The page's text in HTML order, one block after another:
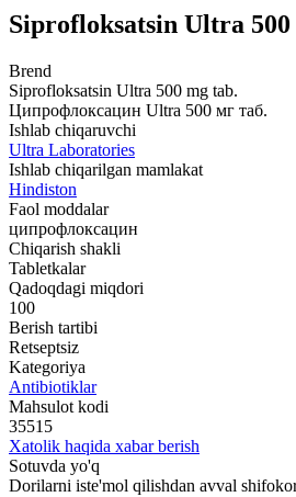
Siprofloksatsin Ultra
Brend
Siprofloksatsin Ultra 500 mg tab.
Ципрофлоксацин Ultra 500 мг таб.
Ishlab chiqaruvchi
Ultra Laboratories
Ishlab chiqarilgan mamlakat
Hindiston
Faol moddalar
ципрофлоксацин
Chiqarish shakli
Tabletkalar
Qadoqdagi miqdori
100
Berish tartibi
Retseptsiz
Kategoriya
Antibiotiklar
Mahsulot kodi
35515
Xatolik haqida xabar berish
Sotuvda yo'q
Dorilarni iste'mol qilishdan avval